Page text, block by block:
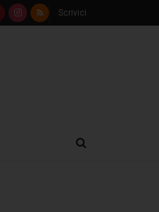
Scrivici